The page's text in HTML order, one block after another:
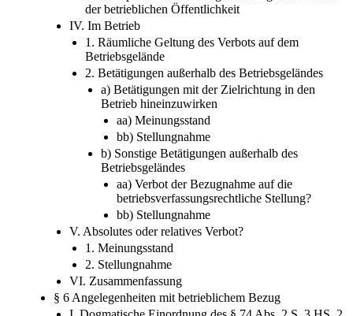
2. Parteipolitische Meinungsäußerungen außerhalb
der betrieblichen Öffentlichkeit
IV. Im Betrieb
1. Räumliche Geltung des Verbots auf dem
Betriebsgelände
2. Betätigungen außerhalb des Betriebsgeländes
a) Betätigungen mit der Zielrichtung in den
Betrieb hineinzuwirken
aa) Meinungsstand
bb) Stellungnahme
b) Sonstige Betätigungen außerhalb des
Betriebsgeländes
aa) Verbot der Bezugnahme auf die
betriebsverfassungsrechtliche Stellung?
bb) Stellungnahme
V. Absolutes oder relatives Verbot?
1. Meinungsstand
2. Stellungnahme
VI. Zusammenfassung
§ 6 Angelegenheiten mit betrieblichem Bezug